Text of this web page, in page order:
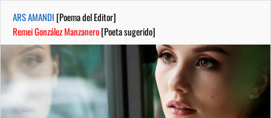
ARS AMANDI [Poema del Editor]
Remei González Manzanero[Poeta sugerido]